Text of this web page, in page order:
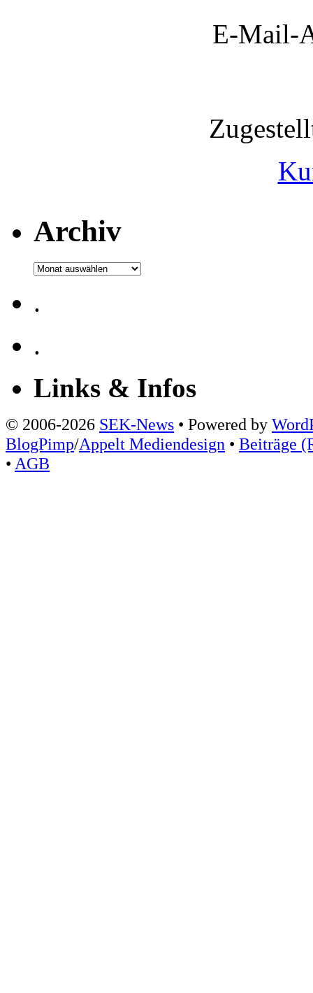
E-Mail-
Archiv
Archiv
.
.
Links & Infos
© 2006-2026 SEK-News • Powered by
BlogPimp/Appelt Mediendesign • Beiträge
• AGB